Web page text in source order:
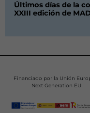
Últimos días de la
XXIII edición de
Financiado por la Unión
Next Generation EU